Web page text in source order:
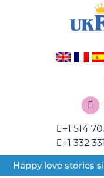
+1 514
+1 332
Happy love stories